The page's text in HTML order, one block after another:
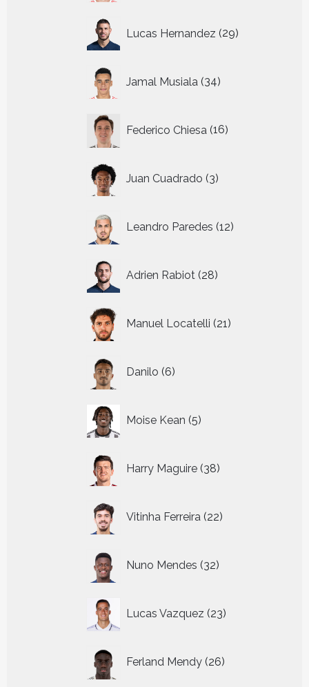
Lucas Hernandez 29
producten
Jamal Musiala 34
producten
Federico Chiesa 16
producten
Juan Cuadrado 3
producten
Leandro Paredes 12
producten
Adrien Rabiot 28
producten
Manuel Locatelli 21
producten
Danilo 6
producten
Moise Kean 5
producten
Harry Maguire 38
producten
Vitinha Ferreira 22
producten
Nuno Mendes 32
producten
Lucas Vazquez 23
producten
Ferland Mendy 26
producten